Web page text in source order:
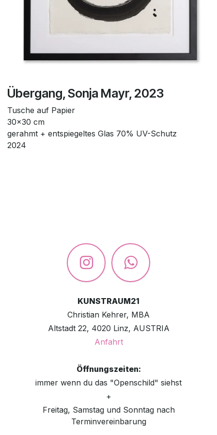
Übergang, Sonja Mayr, 2023
Tusche auf Papier
30x30 cm
gerahmt + entspiegeltes Glas 70% UV-Schutz
2024
KUNSTRAUM21
Christian Kehrer, MBA
Altstadt 22, 4020 Linz, AUSTRIA
Anfahrt
Öffnungszeiten:
immer wenn du das "Openschild" siehst
+
Freitag, Samstag und Sonntag nach
Terminvereinbarung